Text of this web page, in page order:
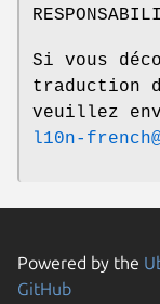
Si vous
traduction
veuillez
l10n-
Powered by the
GitHub